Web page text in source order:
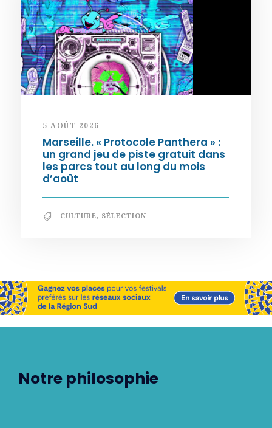
5 AOÛT 2026
Marseille. « Protocole Panthera » :
un grand jeu de piste gratuit dans
les parcs tout au long du mois
d’août
CULTURE, SÉLECTION
Notre philosophie